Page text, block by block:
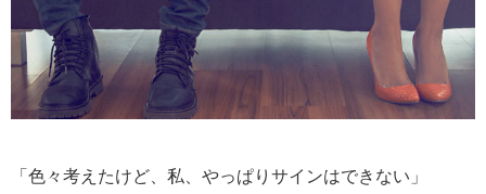
「色々考えたけど、私、やっぱりサインはできない」